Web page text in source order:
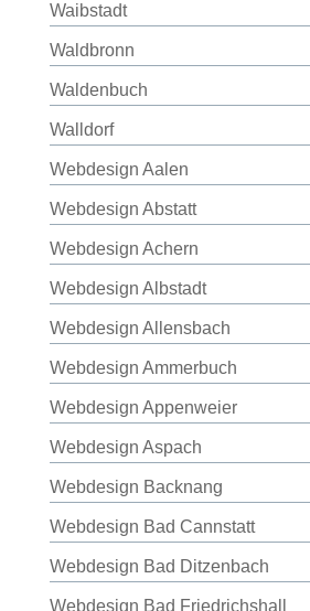
Waibstadt
Waldbronn
Waldenbuch
Walldorf
Webdesign Aalen
Webdesign Abstatt
Webdesign Achern
Webdesign Albstadt
Webdesign Allensbach
Webdesign Ammerbuch
Webdesign Appenweier
Webdesign Aspach
Webdesign Backnang
Webdesign Bad Cannstatt
Webdesign Bad Ditzenbach
Webdesign Bad Friedrichshall